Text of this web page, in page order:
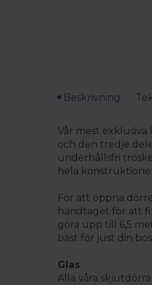
Beskrivning
Vår mest
och den tredje
underhållsfri
hela
För att öppna
handtaget för att
göra upp till 6,5
bäst för just din
Glas
Alla våra